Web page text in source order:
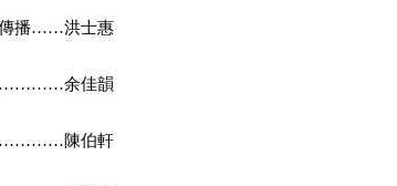
傳播……洪士惠
………余佳韻
………陳伯軒